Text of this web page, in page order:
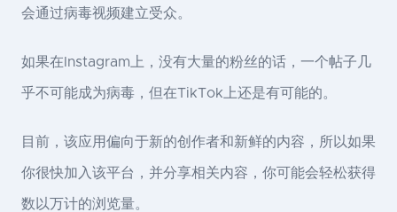
会通过病毒视频建立受众。
如果在Instagram上，没有大量的粉丝的话，一个帖子几
乎不可能成为病毒，但在TikTok上还是有可能的。
目前，该应用偏向于新的创作者和新鲜的内容，所以如果
你很快加入该平台，并分享相关内容，你可能会轻松获得
数以万计的浏览量。